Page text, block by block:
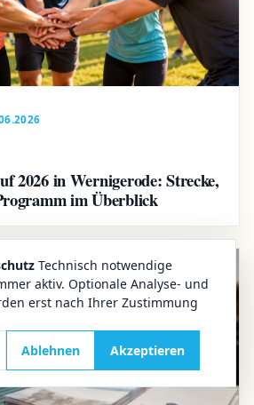
Technisch notwendige
aktiv. Optionale Analyse- und
erst nach Ihrer Zustimmung
Ablehnen Akzeptieren
2026 in Wernigerode: Strecke,
im Überblick